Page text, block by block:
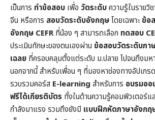
เป็นการ ทำข้อสอบ เพื่อ วัดระดับความรู้ในรายวิ
จีน หรือการ สอบวัดระดับอังกฤษโดยเฉพาะข้อ
อังกฤษ CEFRที่น้อง ๆ สามารถเลือก ทดสอบ
ประเมินทักษะของตนเองผ่าน ข้อสอบวัดระดับภ
เฉลย ที่ครอบคลุมตั้งแต่ระดับ ม.ปลาย ไปจนถึงมห
นอกจากนี้ สำหรับเพื่อน ๆ ที่มองหาช่องทางอัปเก
รวบรวมคอร์ส E-learning สำหรับการ อบรมออ
ฟรีได้เกียรติบัตร ทั้งในด้านความรู้คอมพิวเตอร์แ
กำลังมาแรง รวมถึงยังมี แบบฝึกหัดภาษาอังกฤ